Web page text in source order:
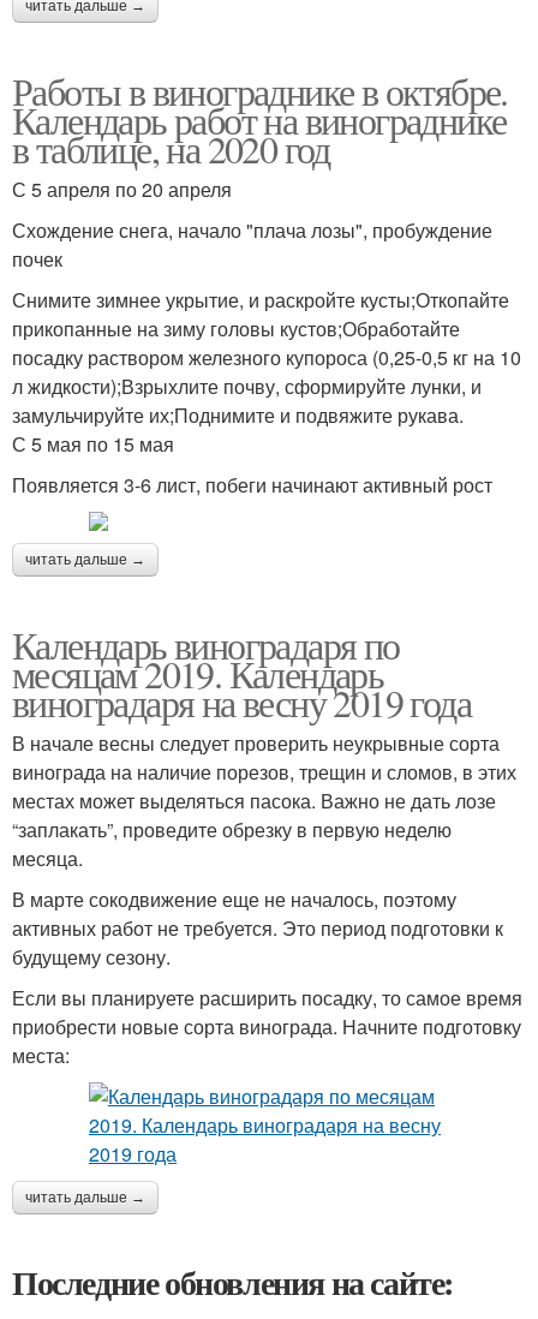
читать дальше →
Работы в винограднике в октябре.
Календарь работ на винограднике
в таблице, на 2020 год
С 5 апреля по 20 апреля
Схождение снега, начало "плача лозы", пробуждение
почек
Снимите зимнее укрытие, и раскройте кусты;Откопайте
прикопанные на зиму головы кустов;Обработайте
посадку раствором железного купороса (0,25-0,5 кг на 10
л жидкости);Взрыхлите почву, сформируйте лунки, и
замульчируйте их;Поднимите и подвяжите рукава.
С 5 мая по 15 мая
Появляется 3-6 лист, побеги начинают активный рост
читать дальше →
Календарь виноградаря по
месяцам 2019. Календарь
виноградаря на весну 2019 года
В начале весны следует проверить неукрывные сорта
винограда на наличие порезов, трещин и сломов, в этих
местах может выделяться пасока. Важно не дать лозе
“заплакать”, проведите обрезку в первую неделю
месяца.
В марте сокодвижение еще не началось, поэтому
активных работ не требуется. Это период подготовки к
будущему сезону.
Если вы планируете расширить посадку, то самое время
приобрести новые сорта винограда. Начните подготовку
места:
читать дальше →
Последние обновления на сайте: